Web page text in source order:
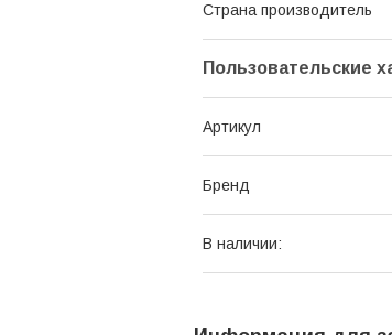
Страна производитель
Пользовательские
Артикул
Бренд
В наличии: